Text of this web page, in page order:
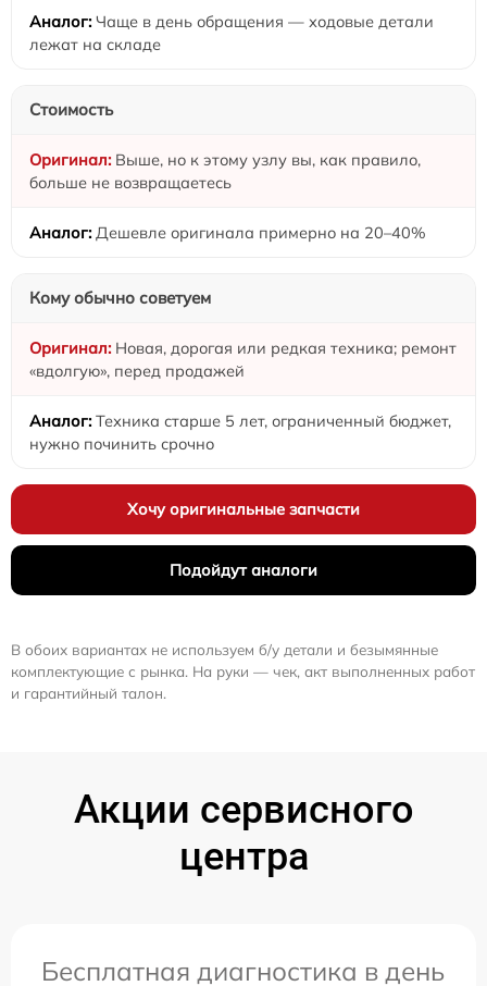
Чаще в день обращения — ходовые детали
лежат на складе
Стоимость
Выше, но к этому узлу вы, как правило,
больше не возвращаетесь
Дешевле оригинала примерно на 20–40%
Кому обычно советуем
Новая, дорогая или редкая техника; ремонт
«вдолгую», перед продажей
Техника старше 5 лет, ограниченный бюджет,
нужно починить срочно
Хочу оригинальные запчасти
Подойдут аналоги
В обоих вариантах не используем б/у детали и безымянные
комплектующие с рынка. На руки — чек, акт выполненных работ
и гарантийный талон.
Акции сервисного
центра
Бесплатная диагностика в день